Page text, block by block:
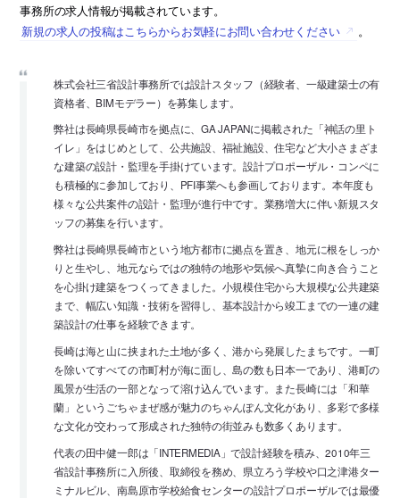
事務所の求人情報が掲載されています。
新規の求人の投稿はこちらからお気軽にお問い合わせください
。
株式会社三省設計事務所では設計スタッフ（経験者、一級建築士の有
資格者、BIMモデラー）を募集します。
弊社は長崎県長崎市を拠点に、GA JAPANに掲載された「神話の里ト
イレ」をはじめとして、公共施設、福祉施設、住宅など大小さまざま
な建築の設計・監理を手掛けています。設計プロポーザル・コンペに
も積極的に参加しており、PFI事業へも参画しております。本年度も
様々な公共案件の設計・監理が進行中です。業務増大に伴い新規スタ
ッフの募集を行います。
弊社は長崎県長崎市という地方都市に拠点を置き、地元に根をしっか
りと生やし、地元ならではの独特の地形や気候へ真摯に向き合うこと
を心掛け建築をつくってきました。小規模住宅から大規模な公共建築
まで、幅広い知識・技術を習得し、基本設計から竣工までの一連の建
築設計の仕事を経験できます。
長崎は海と山に挟まれた土地が多く、港から発展したまちです。一町
を除いてすべての市町村が海に面し、島の数も日本一であり、港町の
風景が生活の一部となって溶け込んでいます。また長崎には「和華
蘭」というごちゃまぜ感が魅力のちゃんぽん文化があり、多彩で多様
な文化が交わって形成された独特の街並みも数多くあります。
代表の田中健一郎は「INTERMEDIA」で設計経験を積み、2010年三
省設計事務所に入所後、取締役を務め、県立ろう学校や口之津港ター
ミナルビル、南島原市学校給食センターの設計プロポーザルでは最優